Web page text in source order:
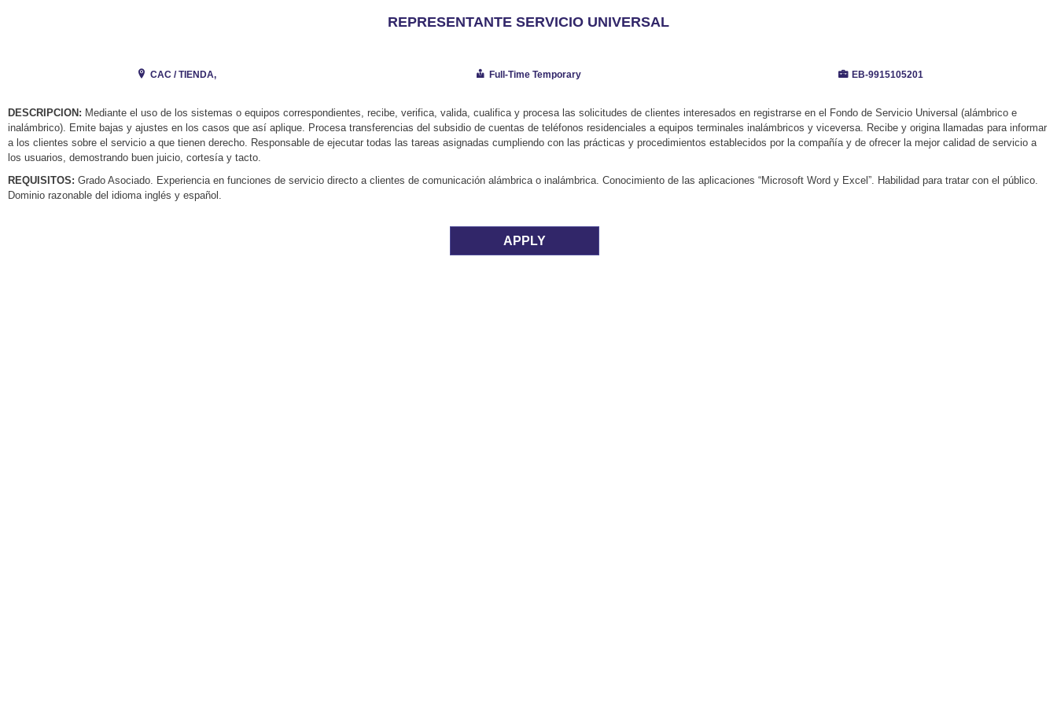
REPRESENTANTE SERVICIO UNIVERSAL
CAC / TIENDA, Full-Time Temporary EB-9915105201
DESCRIPCION: Mediante el uso de los sistemas o equipos correspondientes, recibe, verifica, valida, cualifica y procesa las solicitudes de clientes interesados en registrarse en el Fondo de Servicio Universal (alámbrico e
inalámbrico). Emite bajas y ajustes en los casos que así aplique. Procesa transferencias del subsidio de cuentas de teléfonos residenciales a equipos terminales inalámbricos y viceversa. Recibe y origina llamadas para informar
a los clientes sobre el servicio a que tienen derecho. Responsable de ejecutar todas las tareas asignadas cumpliendo con las prácticas y procedimientos establecidos por la compañía y de ofrecer la mejor calidad de servicio a
los usuarios, demostrando buen juicio, cortesía y tacto.
REQUISITOS: Grado Asociado. Experiencia en funciones de servicio directo a clientes de comunicación alámbrica o inalámbrica. Conocimiento de las aplicaciones “Microsoft Word y Excel”. Habilidad para tratar con el público.
Dominio razonable del idioma inglés y español.
APPLY